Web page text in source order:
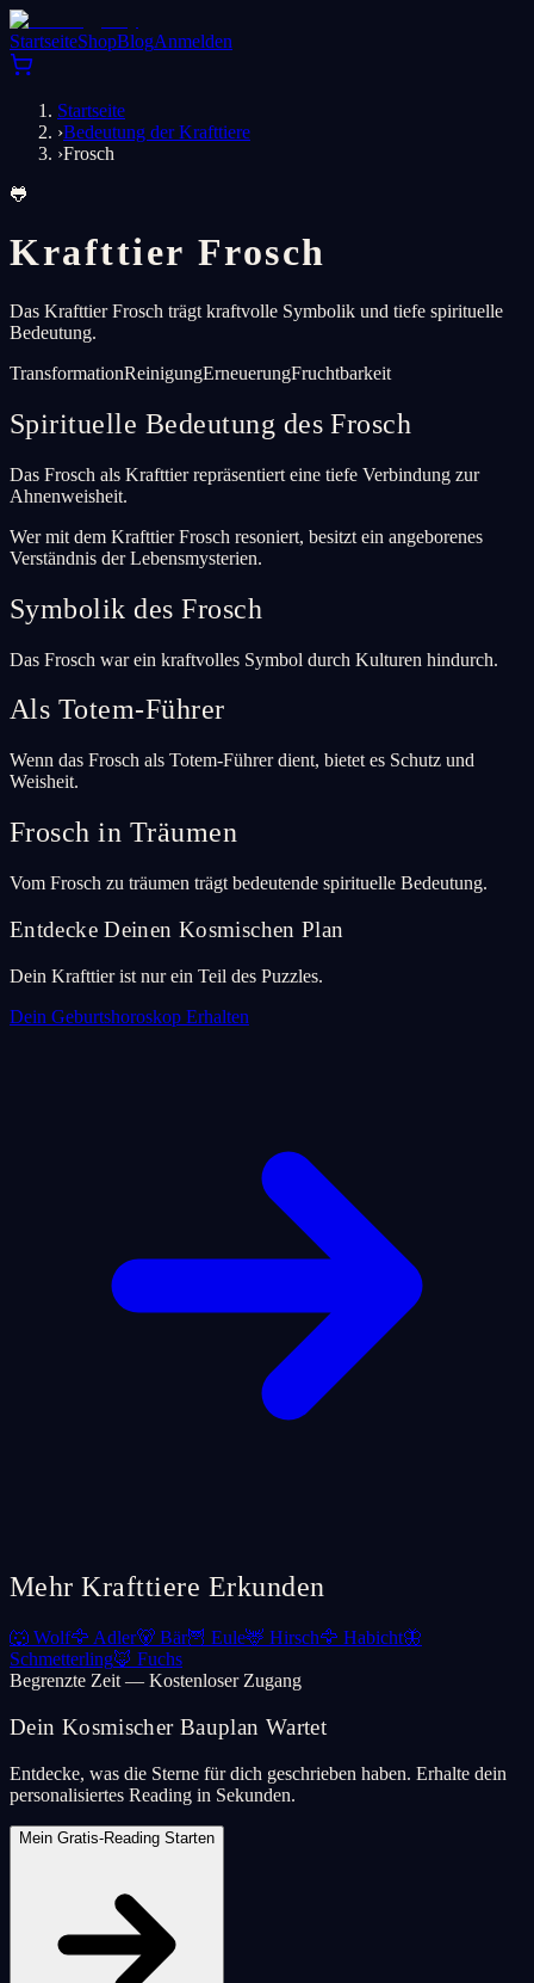
StartseiteShopBlogAnmelden
Startseite
›Bedeutung der Krafttiere
›Frosch
🐸
Krafttier Frosch
Das Krafttier Frosch trägt kraftvolle Symbolik und tiefe spirituelle
Bedeutung.
TransformationReinigungErneuerungFruchtbarkeit
Spirituelle Bedeutung des Frosch
Das Frosch als Krafttier repräsentiert eine tiefe Verbindung zur
Ahnenweisheit.
Wer mit dem Krafttier Frosch resoniert, besitzt ein angeborenes
Verständnis der Lebensmysterien.
Symbolik des Frosch
Das Frosch war ein kraftvolles Symbol durch Kulturen hindurch.
Als Totem-Führer
Wenn das Frosch als Totem-Führer dient, bietet es Schutz und
Weisheit.
Frosch in Träumen
Vom Frosch zu träumen trägt bedeutende spirituelle Bedeutung.
Entdecke Deinen Kosmischen Plan
Dein Krafttier ist nur ein Teil des Puzzles.
Dein Geburtshoroskop Erhalten
Mehr Krafttiere Erkunden
🐺 Wolf🦅 Adler🐻 Bär🦉 Eule🦌 Hirsch🦅 Habicht🦋
Schmetterling🦊 Fuchs
Begrenzte Zeit — Kostenloser Zugang
Dein Kosmischer Bauplan Wartet
Entdecke, was die Sterne für dich geschrieben haben. Erhalte dein
personalisiertes Reading in Sekunden.
Mein Gratis-Reading Starten